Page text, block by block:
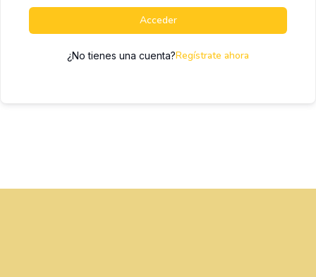
Acceder
¿No tienes una cuenta?Regístrate ahora